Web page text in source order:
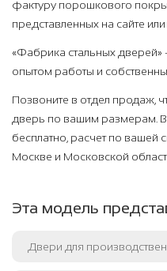
фактуру порошкового
представленных на сайте
«Фабрика стальных
опытом работы и
Позвоните в отдел продаж,
дверь по вашим размерам.
бесплатно, расчет по вашей
Москве и Московской
Эта модель
Двери для